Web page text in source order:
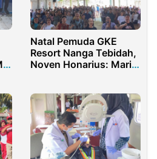
Natal Pemuda GKE
Resort Nanga Tebidah,
Noven Honarius: Mari